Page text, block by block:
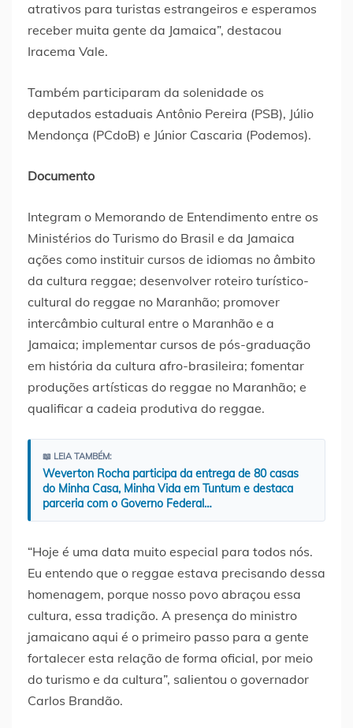
atrativos para turistas estrangeiros e esperamos
receber muita gente da Jamaica”, destacou
Iracema Vale.
Também participaram da solenidade os
deputados estaduais Antônio Pereira (PSB), Júlio
Mendonça (PCdoB) e Júnior Cascaria (Podemos).
Documento
Integram o Memorando de Entendimento entre os
Ministérios do Turismo do Brasil e da Jamaica
ações como instituir cursos de idiomas no âmbito
da cultura reggae; desenvolver roteiro turístico-
cultural do reggae no Maranhão; promover
intercâmbio cultural entre o Maranhão e a
Jamaica; implementar cursos de pós-graduação
em história da cultura afro-brasileira; fomentar
produções artísticas do reggae no Maranhão; e
qualificar a cadeia produtiva do reggae.
📖 LEIA TAMBÉM:
Weverton Rocha participa da entrega de 80 casas
do Minha Casa, Minha Vida em Tuntum e destaca
parceria com o Governo Federal…
“Hoje é uma data muito especial para todos nós.
Eu entendo que o reggae estava precisando dessa
homenagem, porque nosso povo abraçou essa
cultura, essa tradição. A presença do ministro
jamaicano aqui é o primeiro passo para a gente
fortalecer esta relação de forma oficial, por meio
do turismo e da cultura”, salientou o governador
Carlos Brandão.